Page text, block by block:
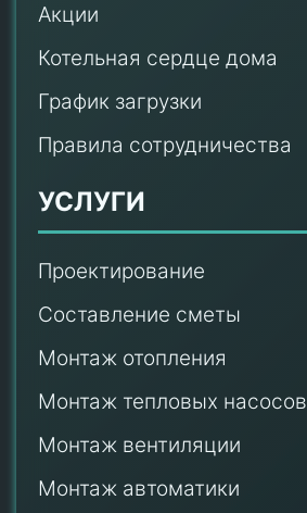
Акции
Котельная сердце дома
График загрузки
Правила сотрудничества
УСЛУГИ
Проектирование
Составление сметы
Монтаж отопления
Монтаж тепловых насосов
Монтаж вентиляции
Монтаж автоматики